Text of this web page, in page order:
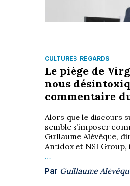
CULTURES REGARDS
Le piège de
nous
commentaire
Alors que le discours
semble s’imposer
Guillaume Alévêque,
Antidox et NSI Group,
…
Par Guillaume